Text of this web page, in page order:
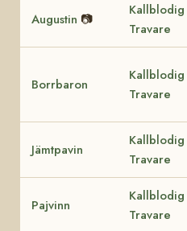
Augustin 📷
Kallblodig
Travare
Borrbaron
Kallblodig
Travare
Jämtpavin
Kallblodig
Travare
Pajvinn
Kallblodig
Travare